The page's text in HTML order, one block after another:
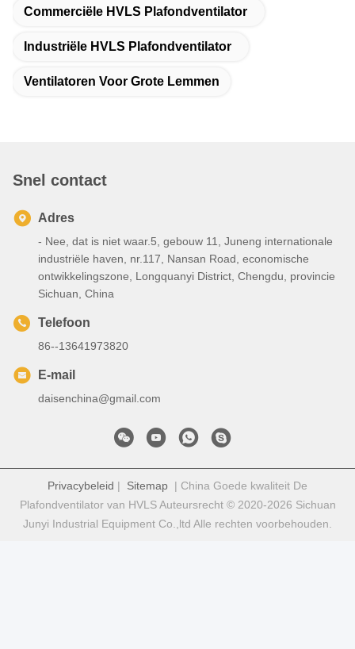
Commerciële HVLS Plafondventilator
Industriële HVLS Plafondventilator
Ventilatoren Voor Grote Lemmen
Snel contact
Adres
- Nee, dat is niet waar.5, gebouw 11, Juneng internationale
industriële haven, nr.117, Nansan Road, economische
ontwikkelingszone, Longquanyi District, Chengdu, provincie
Sichuan, China
Telefoon
86--13641973820
E-mail
daisenchina@gmail.com
Privacybeleid | Sitemap | China Goede kwaliteit De
Plafondventilator van HVLS Auteursrecht © 2020-2026 Sichuan
Junyi Industrial Equipment Co.,ltd Alle rechten voorbehouden.